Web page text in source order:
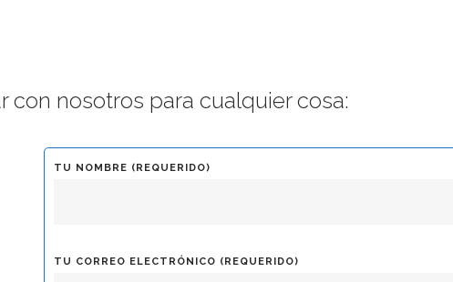
con nosotros para cualquier cosa:
TU NOMBRE (REQUERIDO)
TU CORREO ELECTRÓNICO (REQUERIDO)